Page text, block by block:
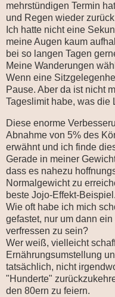
mehrstündigen Termin
und Regen wieder
Ich hatte nicht eine
meine Augen kaum
bei so langen Tagen
Meine Wanderungen
Wenn eine
Pause. Aber da ist nicht
Tageslimit habe, was die
Diese enorme
Abnahme von 5% des
erwähnt und ich finde
Gerade in meiner
dass es nahezu
Normalgewicht zu
beste Jojo-Effekt-Beispiel.
Wie oft habe ich mich
gefastet, nur um dann
verfressen zu sein?
Wer weiß, vielleicht
Ernährungsumstellung
tatsächlich, nicht
"Hunderte"
den 80ern zu feiern.